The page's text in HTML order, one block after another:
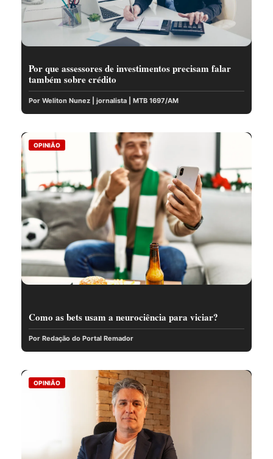
Por que assessores de investimentos precisam falar
também sobre crédito
Por Weliton Nunez | jornalista | MTB 1697/AM
OPINIÃO
Como as bets usam a neurociência para viciar?
Por Redação do Portal Remador
OPINIÃO